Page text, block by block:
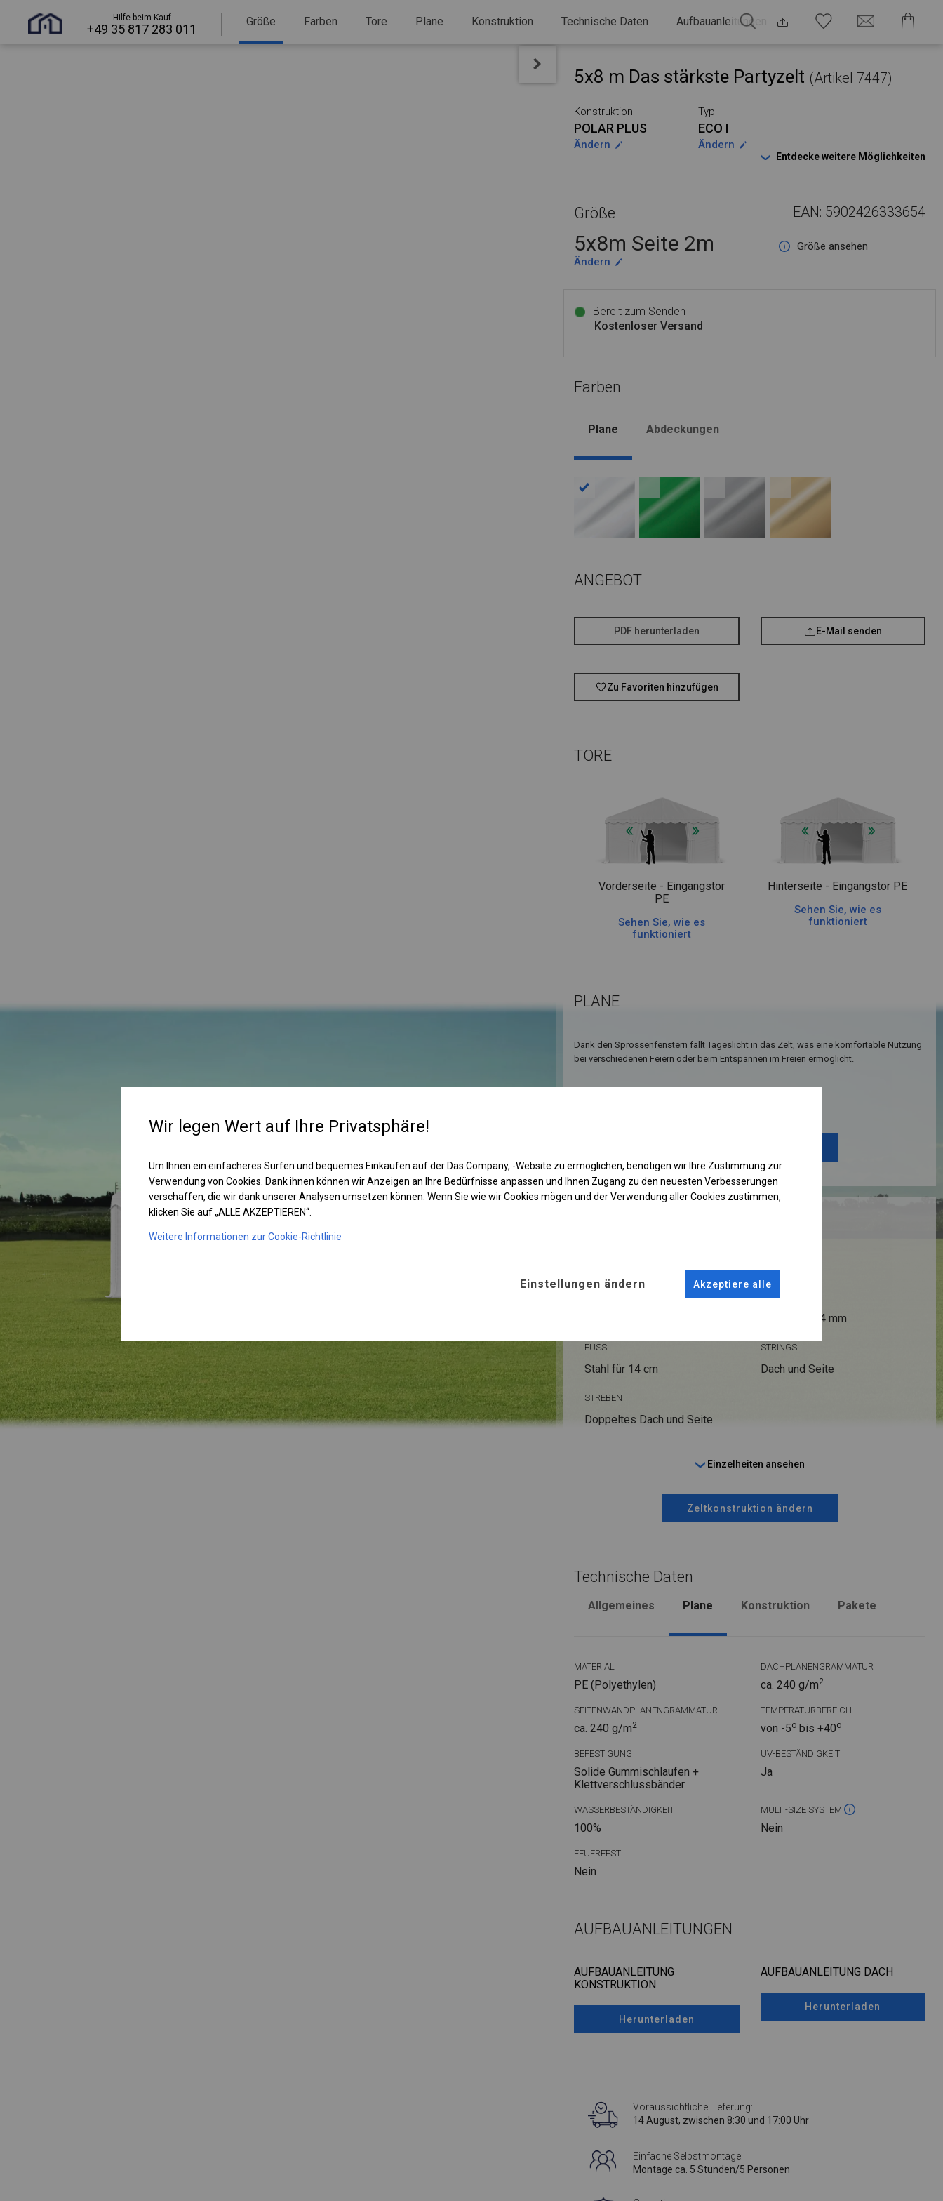
Hilfe beim Kauf
+49 35 817 283 011
Größe Farben Tore Plane Konstruktion Technische Daten Aufbauanleitungen
5x8 m Das stärkste Partyzelt (Artikel 7447)
Konstruktion
POLAR PLUS
Ändern
Typ
ECO I
Ändern
Entdecke weitere Möglichkeiten
Größe EAN: 5902426333654
5x8m Seite 2m
Größe ansehen
Ändern
Bereit zum Senden
Kostenloser Versand
Farben
Plane Abdeckungen
ANGEBOT
PDF herunterladen E-Mail senden
Zu Favoriten hinzufügen
TORE
Vorderseite - Eingangstor
PE
Sehen Sie, wie es
funktioniert
Hinterseite - Eingangstor PE
Sehen Sie, wie es
funktioniert
PLANE
Dank den Sprossenfenstern fällt Tageslicht in das Zelt, was eine komfortable Nutzung
bei verschiedenen Feiern oder beim Entspannen im Freien ermöglicht.
ANSCHLÜSSE
fi 54 mm
FUSS
Stahl für 14 cm
STRINGS
Dach und Seite
STREBEN
Doppeltes Dach und Seite
Einzelheiten ansehen
Zeltkonstruktion ändern
Technische Daten
Allgemeines Plane Konstruktion Pakete
MATERIAL
PE (Polyethylen)
DACHPLANENGRAMMATUR
ca. 240 g/m2
SEITENWANDPLANENGRAMMATUR
ca. 240 g/m2
TEMPERATURBEREICH
von -5obis +40o
BEFESTIGUNG
Solide Gummischlaufen +
Klettverschlussbänder
UV-BESTÄNDIGKEIT
Ja
WASSERBESTÄNDIGKEIT
100%
MULTI-SIZE SYSTEM
Nein
FEUERFEST
Nein
AUFBAUANLEITUNGEN
AUFBAUANLEITUNG
KONSTRUKTION
Herunterladen
AUFBAUANLEITUNG DACH
Herunterladen
Voraussichtliche Lieferung:
14 August, zwischen 8:30 und 17:00 Uhr
Einfache Selbstmontage:
Montage ca. 5 Stunden/5 Personen
Wir legen Wert auf Ihre Privatsphäre!
Um Ihnen ein einfacheres Surfen und bequemes Einkaufen auf der Das Company, -Website zu ermöglichen, benötigen wir Ihre Zustimmung zur
Verwendung von Cookies. Dank ihnen können wir Anzeigen an Ihre Bedürfnisse anpassen und Ihnen Zugang zu den neuesten Verbesserungen
verschaffen, die wir dank unserer Analysen umsetzen können. Wenn Sie wie wir Cookies mögen und der Verwendung aller Cookies zustimmen,
klicken Sie auf „ALLE AKZEPTIEREN“.
Weitere Informationen zur Cookie-Richtlinie
Einstellungen ändern Akzeptiere alle